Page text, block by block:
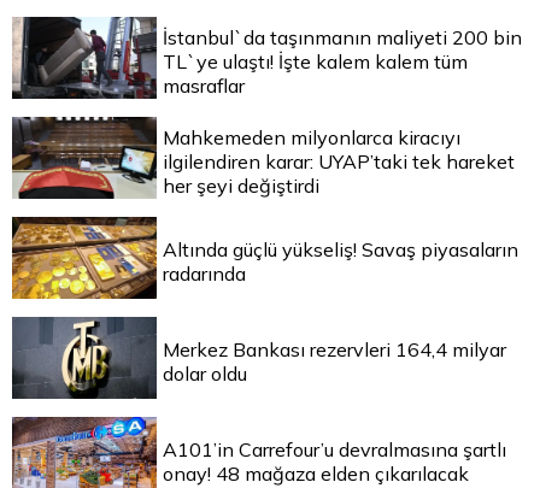
İstanbul`da taşınmanın maliyeti 200 bin
TL`ye ulaştı! İşte kalem kalem tüm
masraflar
Mahkemeden milyonlarca kiracıyı
ilgilendiren karar: UYAP’taki tek hareket
her şeyi değiştirdi
Altında güçlü yükseliş! Savaş piyasaların
radarında
Merkez Bankası rezervleri 164,4 milyar
dolar oldu
A101’in Carrefour’u devralmasına şartlı
onay! 48 mağaza elden çıkarılacak